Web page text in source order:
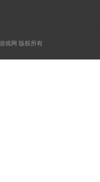
戏网 版权所有